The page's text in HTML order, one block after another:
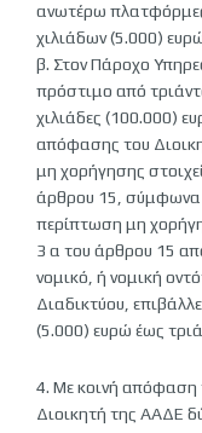
ανωτέρω
χιλιάδων (5.000)
β. Στον Πάροχο
πρόστιμο από
χιλιάδες (100.000)
απόφασης του
μη χορήγησης
άρθρου 15, σύμφωνα
περίπτωση μη
3 α του άρθρου 15
νομικό, ή νομική
Διαδικτύου,
(5.000) ευρώ έως
4. Με κοινή απόφαση
Διοικητή της ΑΑΔΕ